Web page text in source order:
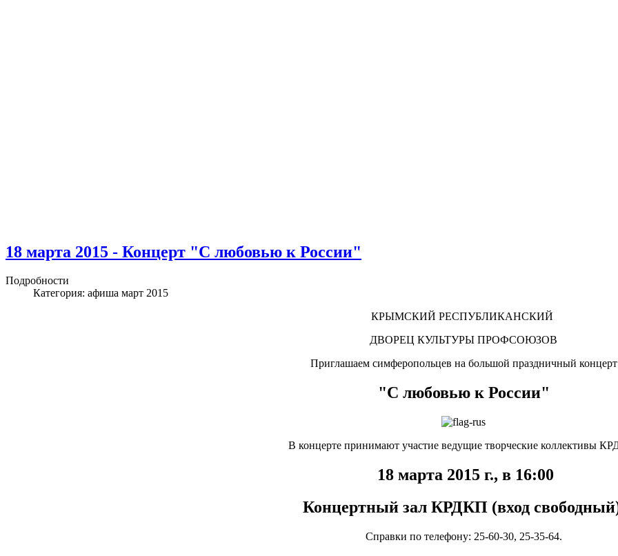
18 марта 2015 - Концерт "С любовью к России"
Подробности
Категория: афиша март 2015
КРЫМСКИЙ РЕСПУБЛИКАНСКИЙ
ДВОРЕЦ КУЛЬТУРЫ ПРОФСОЮЗОВ
Приглашаем симферопольцев на большой праздничный концерт
"С любовью к России"
В концерте принимают участие ведущие творческие коллективы
18 марта 2015 г., в 16:00
Концертный зал КРДКП (вход
Справки по телефону: 25-60-30, 25-35-64.